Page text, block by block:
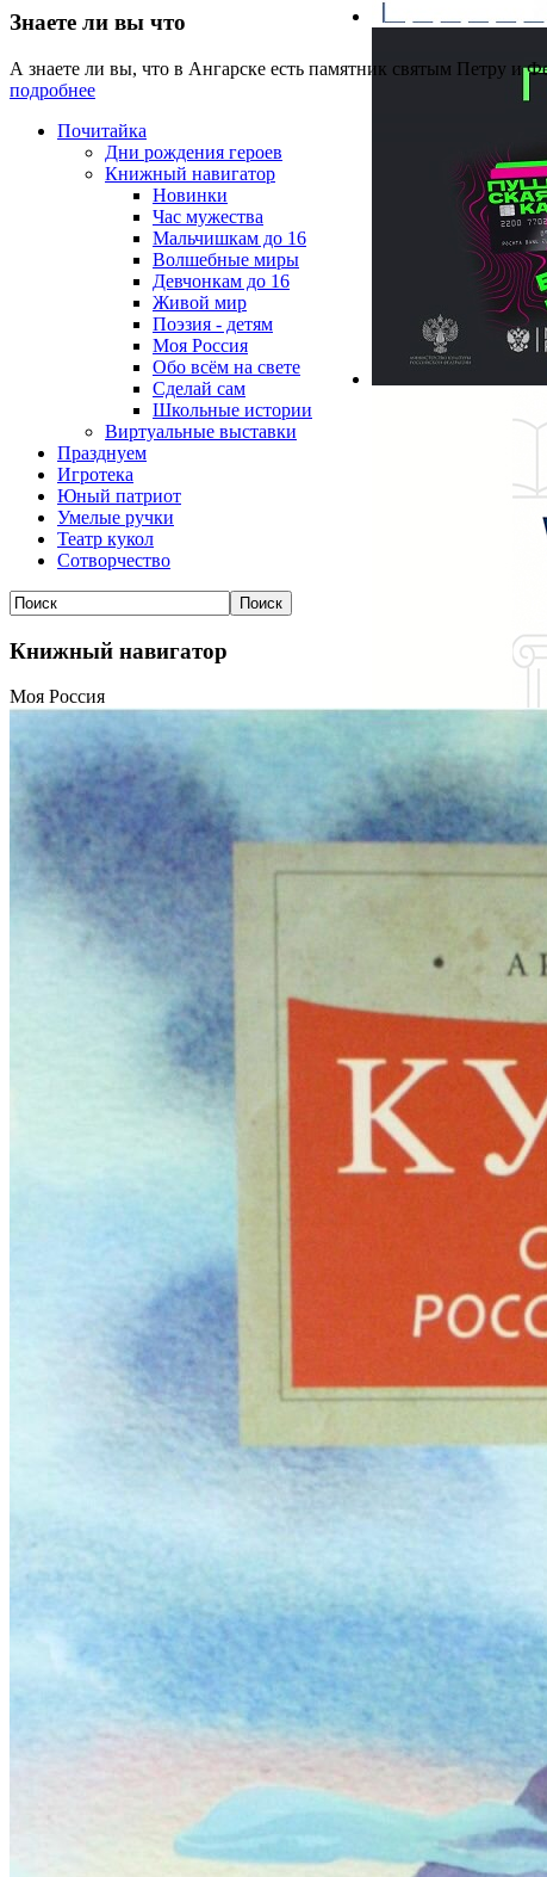
Знаете ли вы что
А знаете ли вы, что в Ангарске есть памятник святым Петру и
подробнее
Почитайка
Дни рождения героев
Книжный навигатор
Новинки
Час мужества
Мальчишкам до 16
Волшебные миры
Девчонкам до 16
Живой мир
Поэзия - детям
Моя Россия
Обо всём на свете
Сделай сам
Школьные истории
Виртуальные выставки
Празднуем
Игротека
Юный патриот
Умелые ручки
Театр кукол
Сотворчество
Книжный навигатор
Моя Россия